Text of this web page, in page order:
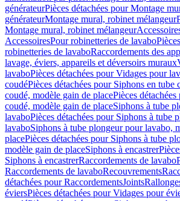
générateurPièces détachées pour Montage
générateurMontage mural, robinet mélangeur
Montage mural, robinet mélangeur
AccessoiresPour robinetteries de lavabo
robinetteries de lavaboRaccordements des
lavage, éviers, appareils et déversoirs muraux
lavaboPièces détachées pour Vidages pour
coudéPièces détachées pour Siphons en tube
coudé, modèle gain de placePièces
coudé, modèle gain de placeSiphons à tube
lavaboPièces détachées pour Siphons à tube
lavaboSiphons à tube plongeur pour lavabo,
placePièces détachées pour Siphons à tube
modèle gain de placeSiphons à encastrer
Siphons à encastrerRaccordements de lavabo
Raccordements de lavaboRecouvrements
détachées pour RaccordementsJoints
éviersPièces détachées pour Vidages pour